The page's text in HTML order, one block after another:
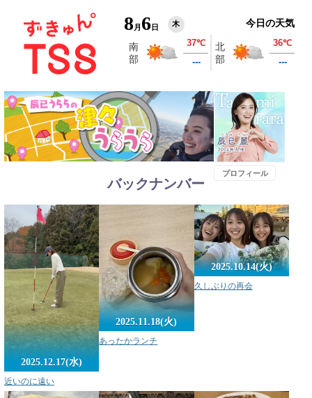
8 月 6日 木 今日の天気
プロフィール
バックナンバー
2025.12.17(水)
近いのに遠い
2025.11.18(火)
あったかランチ
2025.10.14(火)
久しぶりの再会